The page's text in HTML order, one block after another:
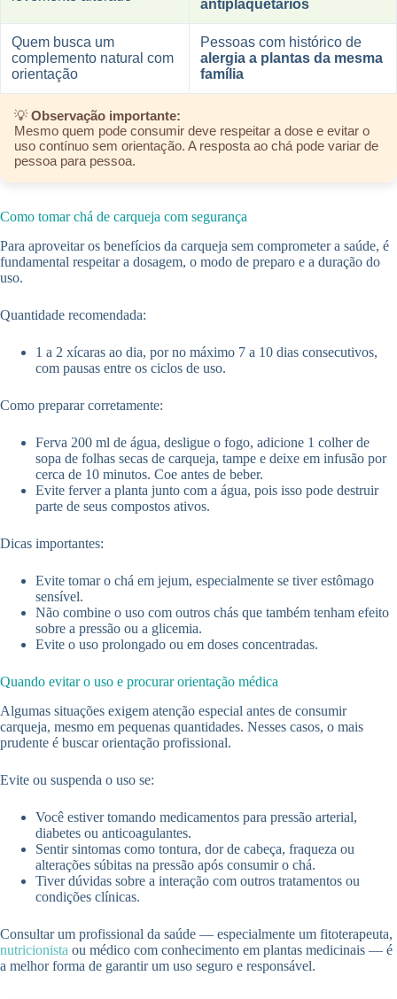
antiplaquetários
Quem busca um
complemento natural com
orientação
Pessoas com histórico de
alergia a plantas da mesma
família
💡 Observação importante:
Mesmo quem pode consumir deve respeitar a dose e evitar o
uso contínuo sem orientação. A resposta ao chá pode variar de
pessoa para pessoa.
Como tomar chá de carqueja com segurança
Para aproveitar os benefícios da carqueja sem comprometer a saúde, é
fundamental respeitar a dosagem, o modo de preparo e a duração do
uso.
Quantidade recomendada:
1 a 2 xícaras ao dia, por no máximo 7 a 10 dias consecutivos,
com pausas entre os ciclos de uso.
Como preparar corretamente:
Ferva 200 ml de água, desligue o fogo, adicione 1 colher de
sopa de folhas secas de carqueja, tampe e deixe em infusão por
cerca de 10 minutos. Coe antes de beber.
Evite ferver a planta junto com a água, pois isso pode destruir
parte de seus compostos ativos.
Dicas importantes:
Evite tomar o chá em jejum, especialmente se tiver estômago
sensível.
Não combine o uso com outros chás que também tenham efeito
sobre a pressão ou a glicemia.
Evite o uso prolongado ou em doses concentradas.
Quando evitar o uso e procurar orientação médica
Algumas situações exigem atenção especial antes de consumir
carqueja, mesmo em pequenas quantidades. Nesses casos, o mais
prudente é buscar orientação profissional.
Evite ou suspenda o uso se:
Você estiver tomando medicamentos para pressão arterial,
diabetes ou anticoagulantes.
Sentir sintomas como tontura, dor de cabeça, fraqueza ou
alterações súbitas na pressão após consumir o chá.
Tiver dúvidas sobre a interação com outros tratamentos ou
condições clínicas.
Consultar um profissional da saúde — especialmente um fitoterapeuta,
nutricionista ou médico com conhecimento em plantas medicinais — é
a melhor forma de garantir um uso seguro e responsável.